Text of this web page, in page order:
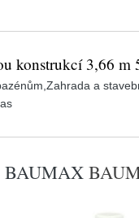
konstrukcí 3,66 m
a
BAUMAX